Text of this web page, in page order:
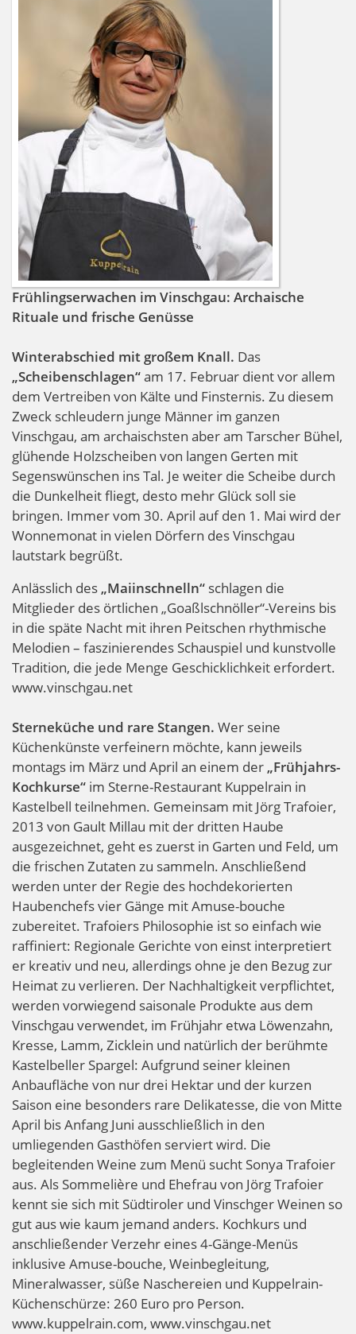
Frühlingserwachen im Vinschgau: Archaische
Rituale und frische Genüsse
Winterabschied mit großem Knall. Das
„Scheibenschlagen“am 17. Februar dient vor allem
dem Vertreiben von Kälte und Finsternis. Zu diesem
Zweck schleudern junge Männer im ganzen
Vinschgau, am archaischsten aber am Tarscher Bühel,
glühende Holzscheiben von langen Gerten mit
Segenswünschen ins Tal. Je weiter die Scheibe durch
die Dunkelheit fliegt, desto mehr Glück soll sie
bringen. Immer vom 30. April auf den 1. Mai wird der
Wonnemonat in vielen Dörfern des Vinschgau
lautstark begrüßt.
Anlässlich des „Maiinschnelln“ schlagen die
Mitglieder des örtlichen „Goaßlschnöller“-Vereins bis
in die späte Nacht mit ihren Peitschen rhythmische
Melodien – faszinierendes Schauspiel und kunstvolle
Tradition, die jede Menge Geschicklichkeit erfordert.
www.vinschgau.net
Sterneküche und rare Stangen. Wer seine
Küchenkünste verfeinern möchte, kann jeweils
montags im März und April an einem der „Frühjahrs-
Kochkurse“ im Sterne-Restaurant Kuppelrain in
Kastelbell teilnehmen. Gemeinsam mit Jörg Trafoier,
2013 von Gault Millau mit der dritten Haube
ausgezeichnet, geht es zuerst in Garten und Feld, um
die frischen Zutaten zu sammeln. Anschließend
werden unter der Regie des hochdekorierten
Haubenchefs vier Gänge mit Amuse-bouche
zubereitet. Trafoiers Philosophie ist so einfach wie
raffiniert: Regionale Gerichte von einst interpretiert
er kreativ und neu, allerdings ohne je den Bezug zur
Heimat zu verlieren. Der Nachhaltigkeit verpflichtet,
werden vorwiegend saisonale Produkte aus dem
Vinschgau verwendet, im Frühjahr etwa Löwenzahn,
Kresse, Lamm, Zicklein und natürlich der berühmte
Kastelbeller Spargel: Aufgrund seiner kleinen
Anbaufläche von nur drei Hektar und der kurzen
Saison eine besonders rare Delikatesse, die von Mitte
April bis Anfang Juni ausschließlich in den
umliegenden Gasthöfen serviert wird. Die
begleitenden Weine zum Menü sucht Sonya Trafoier
aus. Als Sommelière und Ehefrau von Jörg Trafoier
kennt sie sich mit Südtiroler und Vinschger Weinen so
gut aus wie kaum jemand anders. Kochkurs und
anschließender Verzehr eines 4-Gänge-Menüs
inklusive Amuse-bouche, Weinbegleitung,
Mineralwasser, süße Naschereien und Kuppelrain-
Küchenschürze: 260 Euro pro Person.
www.kuppelrain.com, www.vinschgau.net